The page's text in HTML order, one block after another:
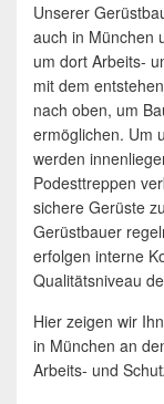
Unserer
auch in München
um dort Arbeits-
mit dem
nach oben, um
ermöglichen. Um
werden
Podesttreppen
sichere Gerüste
Gerüstbauer
erfolgen interne
Qualitätsniveau
Hier zeigen wir
in München an
Arbeits- und